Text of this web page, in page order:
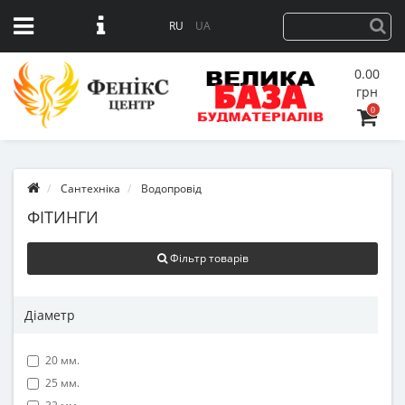
RU UA
0.00
грн
0
Сантехніка Водопровід
ФІТИНГИ
Фільтр товарів
Діаметр
20 мм.
25 мм.